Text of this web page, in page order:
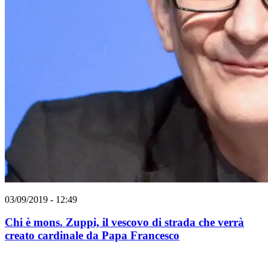
03/09/2019 - 12:49
Chi è mons. Zuppi, il vescovo di strada che verrà
creato cardinale da Papa Francesco